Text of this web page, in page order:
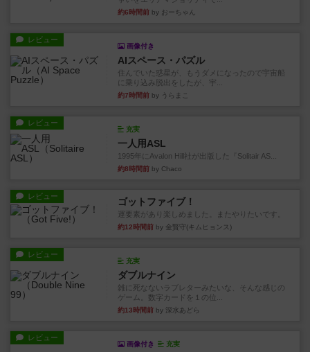
約6時間前 by おーちゃん
レビュー
画像付き
AIスペース・パズル
住んでいた惑星が、もうダメになったので宇宙船
に乗り込み脱出をしたが、宇...
約7時間前 by うらまこ
レビュー
充実
一人用ASL
1995年にAvalon Hill社が出版した『Solitair AS...
約8時間前 by Chaco
レビュー ゴットファイブ！
運要素があり楽しめました。またやりたいです。
約12時間前 by 金賢守(キムヒョンス)
レビュー
充実
ダブルナイン
雑に死なないラブレターみたいな、そんな感じの
ゲーム。数字カードを１の位...
約13時間前 by 深水あどら
レビュー
画像付き 充実